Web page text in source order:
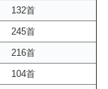
132首
245首
216首
104首